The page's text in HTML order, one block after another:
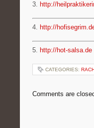
3. http://
4. http://
5. http://hot-salsa.de
CATEGORIES:
Comments are